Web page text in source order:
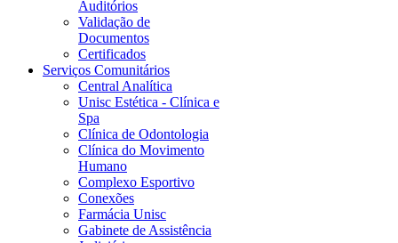
Auditórios
Validação de
Documentos
Certificados
Serviços Comunitários
Central Analítica
Unisc Estética - Clínica e
Spa
Clínica de Odontologia
Clínica do Movimento
Humano
Complexo Esportivo
Conexões
Farmácia Unisc
Gabinete de Assistência